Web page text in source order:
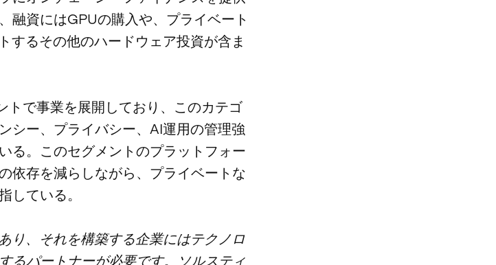
融資にはGPUの購入や、プライベート
するその他のハードウェア投資が含ま
トで事業を展開しており、このカテゴ
シー、プライバシー、AI運用の管理強
る。このセグメントのプラットフォー
依存を減らしながら、プライベートな
している。
り、それを構築する企業にはテクノロ
るパートナーが必要です。ソルスティ